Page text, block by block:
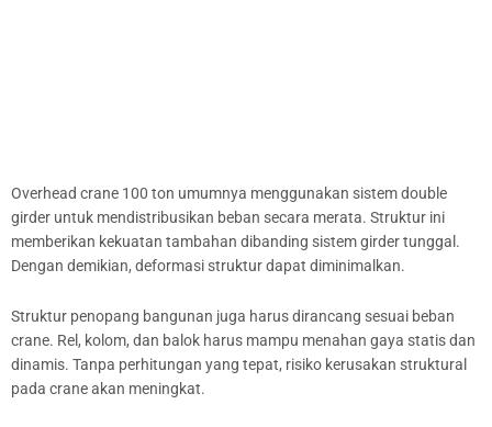
Overhead crane 100 ton umumnya menggunakan sistem double
girder untuk mendistribusikan beban secara merata. Struktur ini
memberikan kekuatan tambahan dibanding sistem girder tunggal.
Dengan demikian, deformasi struktur dapat diminimalkan.
Struktur penopang bangunan juga harus dirancang sesuai beban
crane. Rel, kolom, dan balok harus mampu menahan gaya statis dan
dinamis. Tanpa perhitungan yang tepat, risiko kerusakan struktural
pada crane akan meningkat.